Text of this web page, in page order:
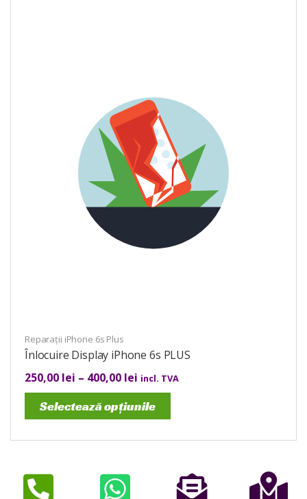
Reparații iPhone 6s Plus
Înlocuire Display iPhone 6s PLUS
250,00 lei – 400,00 lei incl. TVA
Selectează opțiunile